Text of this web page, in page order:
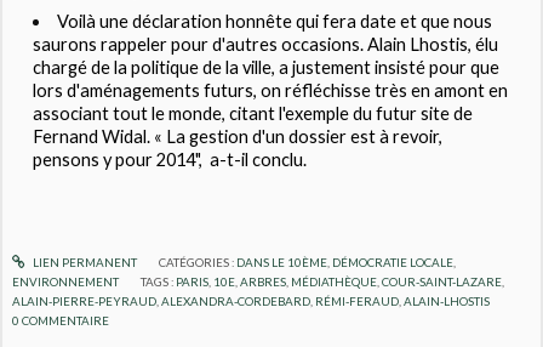
Voilà une déclaration honnête qui fera date et que nous
saurons rappeler pour d'autres occasions. Alain Lhostis, élu
chargé de la politique de la ville, a justement insisté pour que
lors d'aménagements futurs, on réfléchisse très en amont en
associant tout le monde, citant l'exemple du futur site de
Fernand Widal. « La gestion d'un dossier est à revoir,
pensons y pour 2014", a-t-il conclu.
LIEN PERMANENT CATÉGORIES : DANS LE 10ÈME, DÉMOCRATIE LOCALE,
ENVIRONNEMENT
TAGS : PARIS 10E ,ARBRES MÉDIATHÈQUE ,COUR-SAINT-LAZARE
ALAIN-PIERRE-PEYRAUD ,ALEXANDRA-CORDEBARD RÉMI-FERAUD ,ALAIN-LHOSTIS
0 COMMENTAIRE